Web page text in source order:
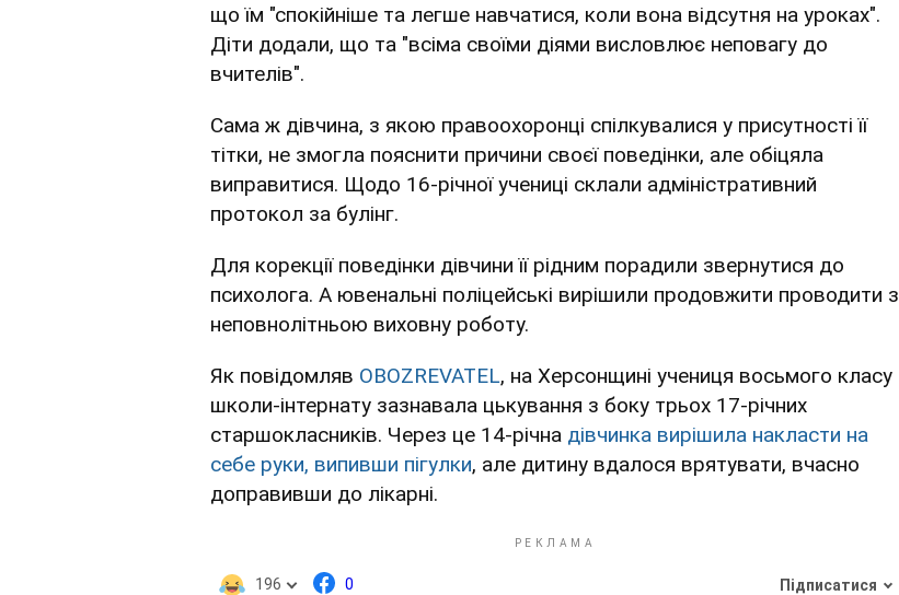
що їм "спокійніше та легше навчатися, коли вона відсутня на уроках".
Діти додали, що та "всіма своїми діями висловлює неповагу до
вчителів".
Сама ж дівчина, з якою правоохоронці спілкувалися у присутності її
тітки, не змогла пояснити причини своєї поведінки, але обіцяла
виправитися. Щодо 16-річної учениці склали адміністративний
протокол за булінг.
Для корекції поведінки дівчини її рідним порадили звернутися до
психолога. А ювенальні поліцейські вирішили продовжити проводити з
неповнолітньою виховну роботу.
Як повідомляв OBOZREVATEL, на Херсонщині учениця восьмого класу
школи-інтернату зазнавала цькування з боку трьох 17-річних
старшокласників. Через це 14-річна дівчинка вирішила накласти на
себе руки, випивши пігулки, але дитину вдалося врятувати, вчасно
доправивши до лікарні.
196 0 Підписатися